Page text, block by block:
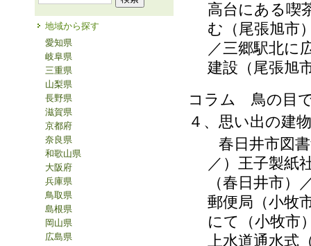
地域から探す
愛知県
岐阜県
三重県
山梨県
長野県
滋賀県
京都府
奈良県
和歌山県
大阪府
兵庫県
鳥取県
島根県
岡山県
広島県
高台にある喫
む（尾張旭市
／三郷駅北に
建設（尾張旭
コラム 鳥の目
４、思い出の建
春日井市図書
／）王子製紙
（春日井市
郵便局（小牧
にて（小牧市
上水道通水式